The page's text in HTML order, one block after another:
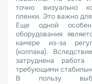
точно визуально
пленки. Это важно
Еще одной
оборудования
камере из-за
(колпака).
затруднена
требующими
В пользу